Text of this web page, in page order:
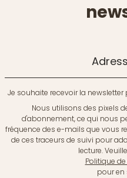
Je souhaite recevoir la
Nous utilisons des pixels
d'abonnement, ce qui nous
fréquence des e-mails que vous
de ces traceurs de suivi pour
lecture.
Politique
pour en